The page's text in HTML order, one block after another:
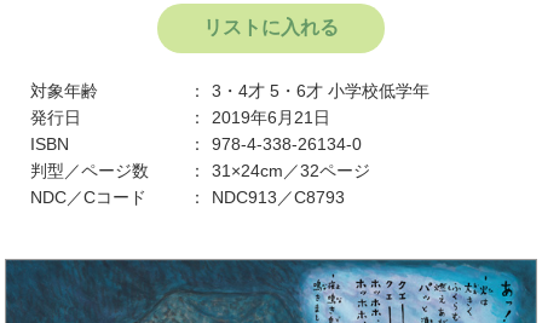
リストに入れる
対象年齢 3・4才 5・6才 小学校低学年
発行日
2019年6月21日
ISBN
978-4-338-26134-0
判型／ページ数
31×24cm／32ページ
NDC／Cコード
NDC913／C8793